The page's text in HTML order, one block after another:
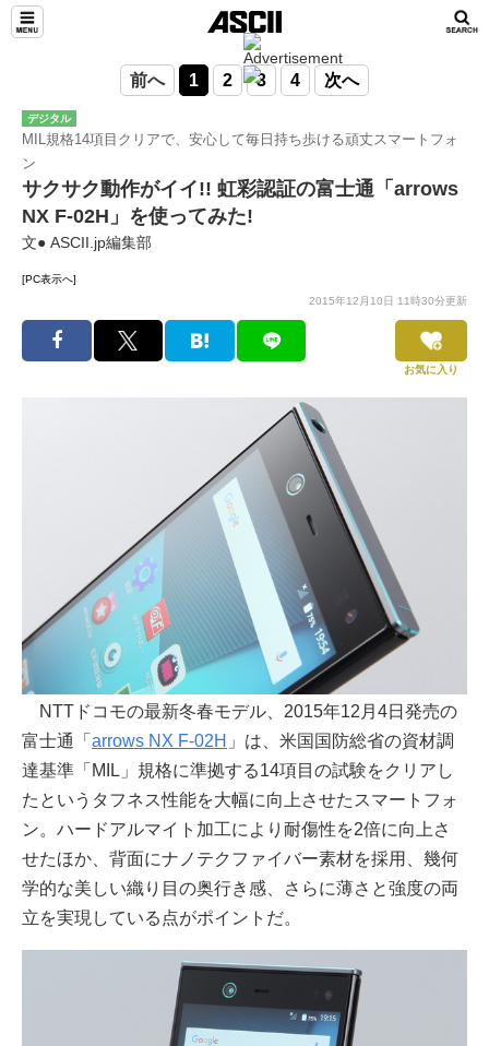
前へ 1 2 3 4 次へ
デジタル
MIL規格14項目クリアで、安心して毎日持ち歩ける頑丈スマートフォ
ン
サクサク動作がイイ!! 虹彩認証の富士通「arrows
NX F-02H」を使ってみた!
文● ASCII.jp編集部
[PC表示へ]
2015年12月10日 11時30分更新
お気に入り
NTTドコモの最新冬春モデル、2015年12月4日発売の
富士通「 arrows NX F-02H 」は、米国国防総省の資材調
達基準「MIL」規格に準拠する14項目の試験をクリアし
たというタフネス性能を大幅に向上させたスマートフォ
ン。ハードアルマイト加工により耐傷性を2倍に向上さ
せたほか、背面にナノテクファイバー素材を採用、幾何
学的な美しい織り目の奥行き感、さらに薄さと強度の両
立を実現している点がポイントだ。